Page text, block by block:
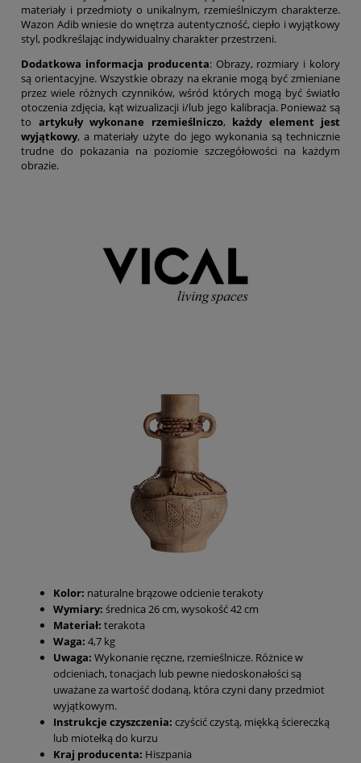
materiały i przedmioty o unikalnym, rzemieślniczym charakterze.
Wazon Adib wniesie do wnętrza autentyczność, ciepło i wyjątkowy
styl, podkreślając indywidualny charakter przestrzeni.
Dodatkowa informacja producenta: Obrazy, rozmiary i kolory
są orientacyjne. Wszystkie obrazy na ekranie mogą być zmieniane
przez wiele różnych czynników, wśród których mogą być światło
otoczenia zdjęcia, kąt wizualizacji i/lub jego kalibracja. Ponieważ są
to artykuły wykonane rzemieślniczo, każdy element jest
wyjątkowy, a materiały użyte do jego wykonania są technicznie
trudne do pokazania na poziomie szczegółowości na każdym
obrazie.
Kolor: naturalne brązowe odcienie terakoty
Wymiary: średnica 26 cm, wysokość 42 cm
Materiał: terakota
Waga: 4,7 kg
Uwaga: Wykonanie ręczne, rzemieślnicze. Różnice w
odcieniach, tonacjach lub pewne niedoskonałości są
uważane za wartość dodaną, która czyni dany przedmiot
wyjątkowym.
Instrukcje czyszczenia: czyścić czystą, miękką ściereczką
lub miotełką do kurzu
Kraj producenta: Hiszpania